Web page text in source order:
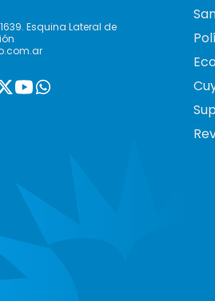
Esquina Lateral de